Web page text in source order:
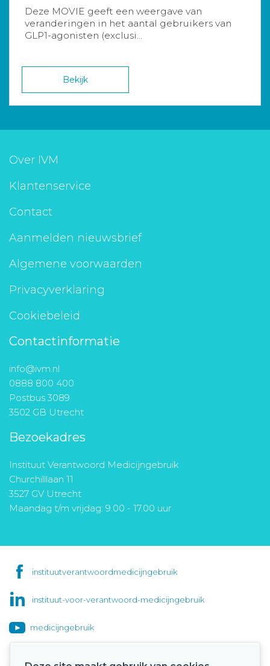
Deze MOVIE geeft een weergave van
veranderingen in het aantal gebruikers van
GLP1-agonisten (exclusi...
Bekijk
Over IVM
Klantenservice
Contact
Aanmelden nieuwsbrief
Algemene voorwaarden
Privacyverklaring
Cookiebeleid
Contactinformatie
info@ivm.nl
0888 800 400
Postbus 3089
3502 GB Utrecht
Bezoekadres
Instituut Verantwoord Medicijngebruik
Churchilllaan 11
3527 GV Utrecht
Maandag t/m vrijdag: 9.00 - 17.00 uur
instituutverantwoordmedicijngebruik
instituut-voor-verantwoord-medicijngebruik
medicijngebruik